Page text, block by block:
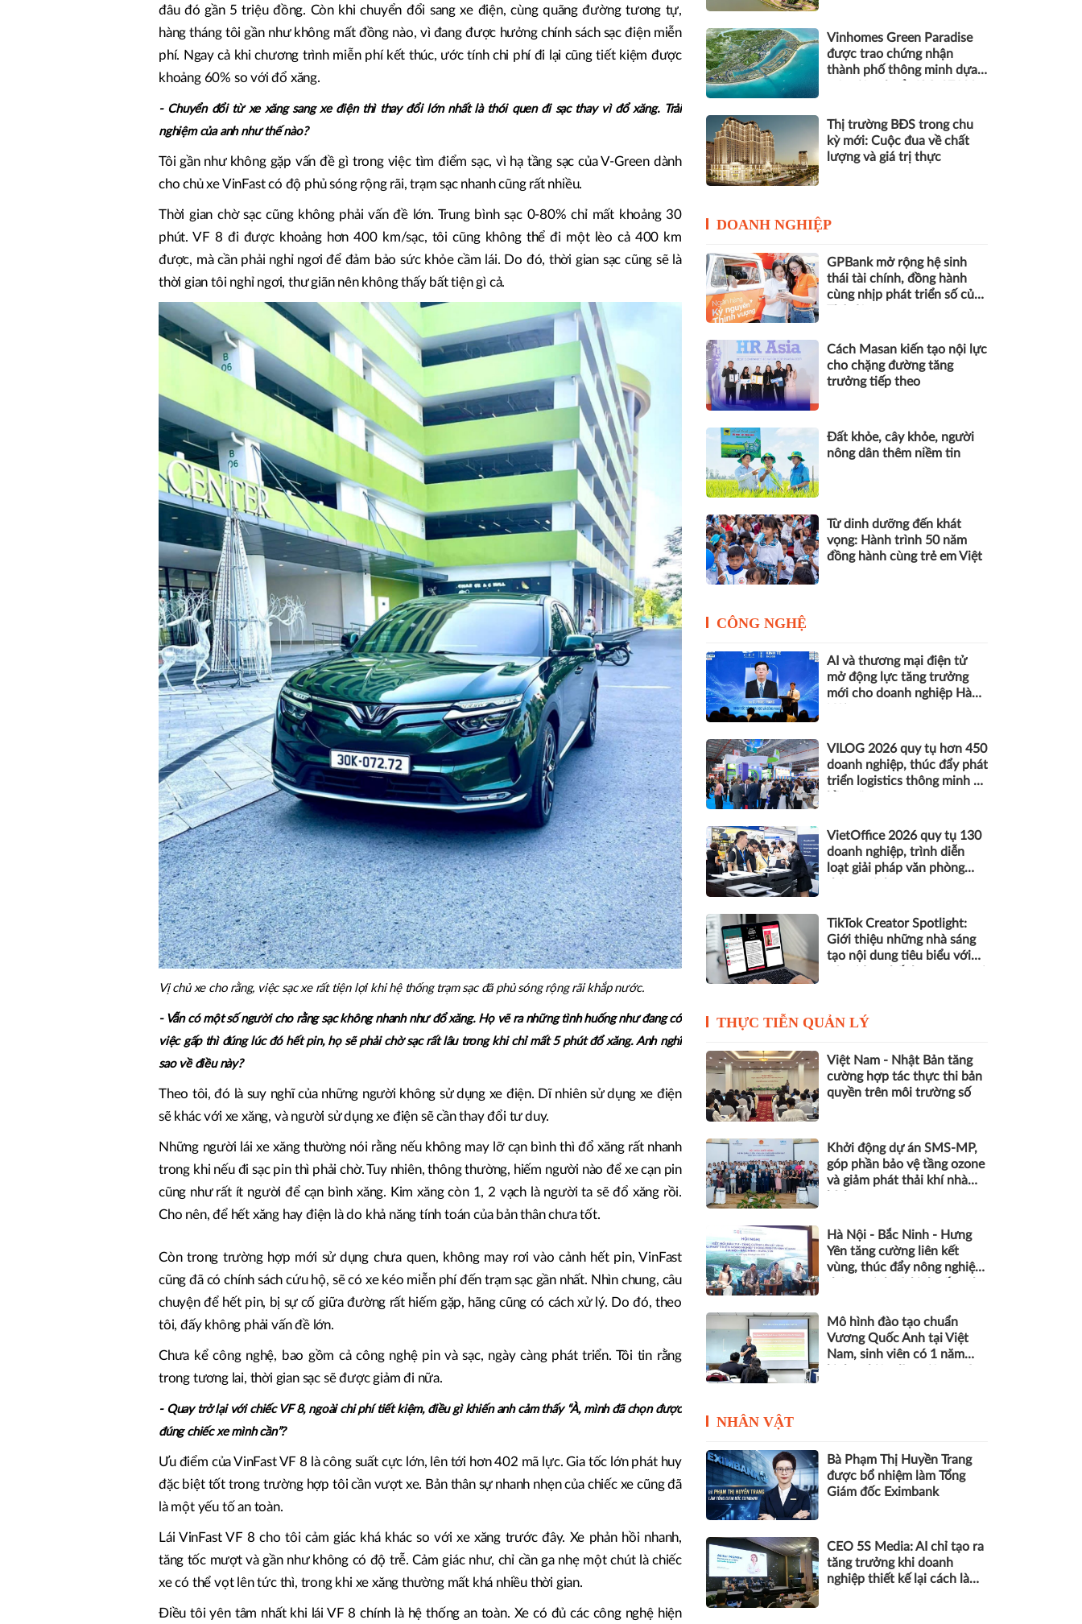
đâu đó gần 5 triệu đồng. Còn khi chuyển đổi sang xe điện, cùng quãng đường tương tự,
hàng tháng tôi gần như không mất đồng nào, vì đang được hưởng chính sách sạc điện miễn
phí. Ngay cả khi chương trình miễn phí kết thúc, ước tính chi phí đi lại cũng tiết kiệm được
khoảng 60% so với đổ xăng.
- Chuyển đổi từ xe xăng sang xe điện thì thay đổi lớn nhất là thói quen đi sạc thay vì đổ xăng. Trải
nghiệm của anh như thế nào?
Tôi gần như không gặp vấn đề gì trong việc tìm điểm sạc, vì hạ tầng sạc của V-Green dành
cho chủ xe VinFast có độ phủ sóng rộng rãi, trạm sạc nhanh cũng rất nhiều.
Thời gian chờ sạc cũng không phải vấn đề lớn. Trung bình sạc 0-80% chỉ mất khoảng 30
phút. VF 8 đi được khoảng hơn 400 km/sạc, tôi cũng không thể đi một lèo cả 400 km
được, mà cần phải nghỉ ngơi để đảm bảo sức khỏe cầm lái. Do đó, thời gian sạc cũng sẽ là
thời gian tôi nghỉ ngơi, thư giãn nên không thấy bất tiện gì cả.
Vị chủ xe cho rằng, việc sạc xe rất tiện lợi khi hệ thống trạm sạc đã phủ sóng rộng rãi khắp nước.
- Vẫn có một số người cho rằng sạc không nhanh như đổ xăng. Họ vẽ ra những tình huống như đang có
việc gấp thì đúng lúc đó hết pin, họ sẽ phải chờ sạc rất lâu trong khi chỉ mất 5 phút đổ xăng. Anh nghĩ
sao về điều này?
Theo tôi, đó là suy nghĩ của những người không sử dụng xe điện. Dĩ nhiên sử dụng xe điện
sẽ khác với xe xăng, và người sử dụng xe điện sẽ cần thay đổi tư duy.
Những người lái xe xăng thường nói rằng nếu không may lỡ cạn bình thì đổ xăng rất nhanh
trong khi nếu đi sạc pin thì phải chờ. Tuy nhiên, thông thường, hiếm người nào để xe cạn pin
cũng như rất ít người để cạn bình xăng. Kim xăng còn 1, 2 vạch là người ta sẽ đổ xăng rồi.
Cho nên, để hết xăng hay điện là do khả năng tính toán của bản thân chưa tốt.
Còn trong trường hợp mới sử dụng chưa quen, không may rơi vào cảnh hết pin, VinFast
cũng đã có chính sách cứu hộ, sẽ có xe kéo miễn phí đến trạm sạc gần nhất. Nhìn chung, câu
chuyện để hết pin, bị sự cố giữa đường rất hiếm gặp, hãng cũng có cách xử lý. Do đó, theo
tôi, đấy không phải vấn đề lớn.
Chưa kể công nghệ, bao gồm cả công nghệ pin và sạc, ngày càng phát triển. Tôi tin rằng
trong tương lai, thời gian sạc sẽ được giảm đi nữa.
- Quay trở lại với chiếc VF 8, ngoài chi phí tiết kiệm, điều gì khiến anh cảm thấy “À, mình đã chọn được
đúng chiếc xe mình cần”?
Ưu điểm của VinFast VF 8 là công suất cực lớn, lên tới hơn 402 mã lực. Gia tốc lớn phát huy
đặc biệt tốt trong trường hợp tôi cần vượt xe. Bản thân sự nhanh nhẹn của chiếc xe cũng đã
là một yếu tố an toàn.
Lái VinFast VF 8 cho tôi cảm giác khá khác so với xe xăng trước đây. Xe phản hồi nhanh,
tăng tốc mượt và gần như không có độ trễ. Cảm giác như, chỉ cần ga nhẹ một chút là chiếc
xe có thể vọt lên tức thì, trong khi xe xăng thường mất khá nhiều thời gian.
Điều tôi yên tâm nhất khi lái VF 8 chính là hệ thống an toàn. Xe có đủ các công nghệ hiện
Vinhomes Green Paradise
được trao chứng nhận
thành phố thông minh dựa
Thị trường BĐS trong chu
kỳ mới: Cuộc đua về chất
lượng và giá trị thực
DOANH NGHIỆP
GPBank mở rộng hệ sinh
thái tài chính, đồng hành
cùng nhịp phát triển số của
Cách Masan kiến tạo nội lực
cho chặng đường tăng
trưởng tiếp theo
Đất khỏe, cây khỏe, người
nông dân thêm niềm tin
Từ dinh dưỡng đến khát
vọng: Hành trình 50 năm
đồng hành cùng trẻ em Việt
CÔNG NGHỆ
AI và thương mại điện tử
mở động lực tăng trưởng
mới cho doanh nghiệp Hà
VILOG 2026 quy tụ hơn 450
doanh nghiệp, thúc đẩy phát
triển logistics thông minh và
VietOffice 2026 quy tụ 130
doanh nghiệp, trình diễn
loạt giải pháp văn phòng
TikTok Creator Spotlight:
Giới thiệu những nhà sáng
tạo nội dung tiêu biểu với
THỰC TIỄN QUẢN LÝ
Việt Nam - Nhật Bản tăng
cường hợp tác thực thi bản
quyền trên môi trường số
Khởi động dự án SMS-MP,
góp phần bảo vệ tầng ozone
và giảm phát thải khí nhà
Hà Nội - Bắc Ninh - Hưng
Yên tăng cường liên kết
vùng, thúc đẩy nông nghiệp
Mô hình đào tạo chuẩn
Vương Quốc Anh tại Việt
Nam, sinh viên có 1 năm
NHÂN VẬT
Bà Phạm Thị Huyền Trang
được bổ nhiệm làm Tổng
Giám đốc Eximbank
CEO 5S Media: AI chỉ tạo ra
tăng trưởng khi doanh
nghiệp thiết kế lại cách làm